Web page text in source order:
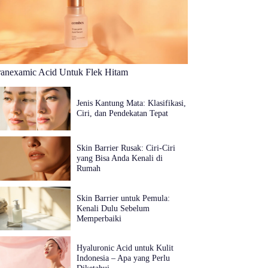
Acid Untuk Flek Hitam
Jenis Kantung Mata: Klasifikasi,
Ciri, dan Pendekatan Tepat
Skin Barrier Rusak: Ciri-Ciri
yang Bisa Anda Kenali di
Rumah
Skin Barrier untuk Pemula:
Kenali Dulu Sebelum
Memperbaiki
Hyaluronic Acid untuk Kulit
Indonesia – Apa yang Perlu